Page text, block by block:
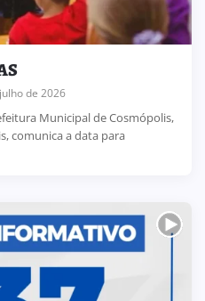
de 2026
Municipal de Cosmópolis,
comunica a data para